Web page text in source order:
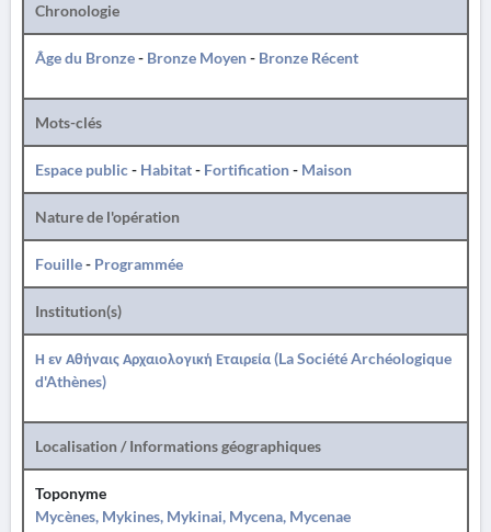
Chronologie
Âge du Bronze- Bronze Moyen- Bronze Récent
Mots-clés
Espace public- Habitat- Fortification- Maison
Nature de l'opération
Fouille- Programmée
Institution(s)
Η εν Αθήναις Αρχαιολογική Εταιρεία (La Société Archéologique
d'Athènes)
Localisation / Informations géographiques
Toponyme
Mycènes, Mykines, Mykinai, Mycena, Mycenae